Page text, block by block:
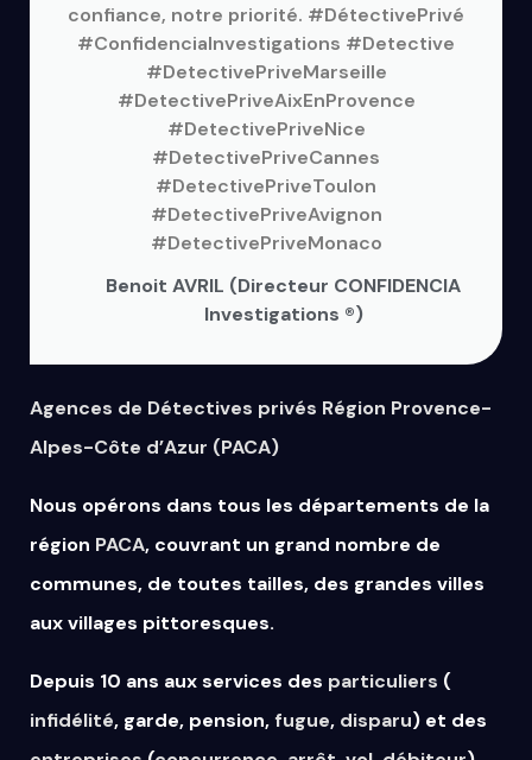
confiance, notre priorité. #DétectivePrivé
#ConfidenciaInvestigations #Detective
#DetectivePriveMarseille
#DetectivePriveAixEnProvence
#DetectivePriveNice
#DetectivePriveCannes
#DetectivePriveToulon
#DetectivePriveAvignon
#DetectivePriveMonaco
Benoit AVRIL (Directeur CONFIDENCIA
Investigations ®)
Agences de Détectives privés Région Provence-
Alpes-Côte d’Azur (PACA)
Nous opérons dans tous les départements de la
région PACA, couvrant un grand nombre de
communes, de toutes tailles, des grandes villes
aux villages pittoresques.
Depuis 10 ans aux services des particuliers (
infidélité, garde, pension,fugue, disparu) et des